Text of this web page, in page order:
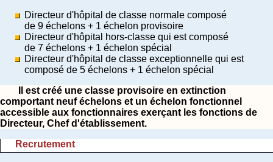
Directeur d'hôpital de classe normale composé
de 9 échelons + 1 échelon provisoire
Directeur d'hôpital hors-classe qui est composé
de 7 échelons + 1 échelon spécial
Directeur d'hôpital de classe exceptionnelle qui est
composé de 5 échelons + 1 échelon spécial
Il est créé une classe provisoire en extinction
comportant neuf échelons et un échelon fonctionnel
accessible aux fonctionnaires exerçant les fonctions de
Directeur, Chef d'établissement.
Recrutement